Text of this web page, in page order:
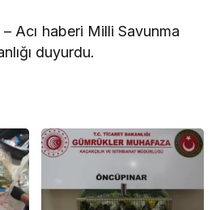
Acı haberi Milli Savunma
duyurdu.